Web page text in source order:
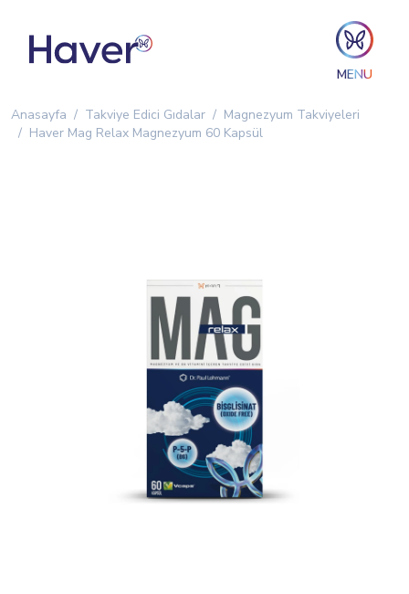
MENU
Anasayfa Takviye Edici Gıdalar
Magnezyum Takviyeleri
Haver Mag Relax Magnezyum 60 Kapsül